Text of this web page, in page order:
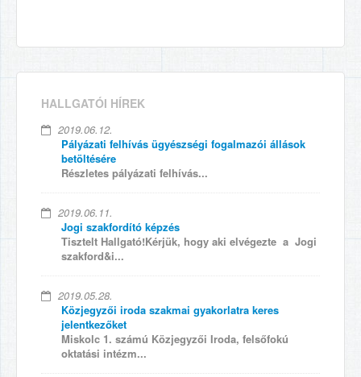
HALLGATÓI HÍREK
2019.06.12.
Pályázati felhívás ügyészségi fogalmazói állások
betöltésére
Részletes pályázati felhívás...
2019.06.11.
Jogi szakfordító képzés
Tisztelt Hallgató!Kérjük, hogy aki elvégezte a Jogi
szakford&i...
2019.05.28.
Közjegyzői iroda szakmai gyakorlatra keres
jelentkezőket
Miskolc 1. számú Közjegyzői Iroda, felsőfokú
oktatási intézm...